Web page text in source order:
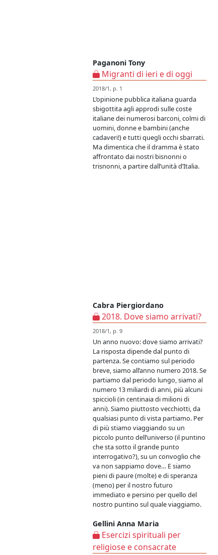
Paganoni Tony
Migranti di ieri e di oggi
2018/1, p. 1
L’opinione pubblica italiana guarda
sbigottita agli approdi sulle coste
italiane dei numerosi barconi, colmi di
uomini, donne e bambini (anche
cadaveri!) e tutti quegli occhi sbarrati.
Ma dimentica che il dramma è stato
affrontato dai nostri bisnonni o
trisnonni, a partire dall’unità d’Italia.
Cabra Piergiordano
2018. Dove siamo arrivati?
2018/1, p. 9
Un anno nuovo: dove siamo arrivati?
La risposta dipende dal punto di
partenza. Se contiamo sul periodo
breve, siamo all’anno numero 2018. Se
partiamo dal periodo lungo, siamo al
numero 13 miliardi di anni, più alcuni
spiccioli (in centinaia di milioni di
anni). Siamo piuttosto vecchiotti, da
qualsiasi punto di vista partiamo. Per
di più stiamo viaggiando su un
piccolo punto dell’universo (il puntino
che sta sotto il grande punto
interrogativo?), su un convoglio che
va non sappiamo dove… E siamo
pieni di paure (molte) e di speranza
(meno) per il nostro futuro
immediato e persino per quello del
nostro puntino sul quale viaggiamo.
Gellini Anna Maria
Esercizi spirituali per
religiose e consacrate